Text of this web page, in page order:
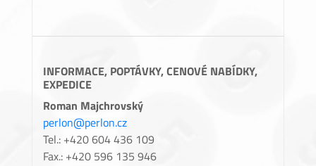
INFORMACE, POPTÁVKY, CENOVÉ NABÍDKY,
EXPEDICE
Roman Majchrovský
perlon@perlon.cz
Tel.: +420 604 436 109
Fax.: +420 596 135 946